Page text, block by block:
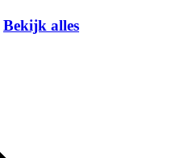
Bekijk alles